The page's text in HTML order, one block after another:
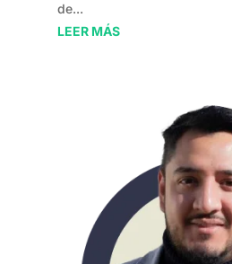
de...
LEER MÁS